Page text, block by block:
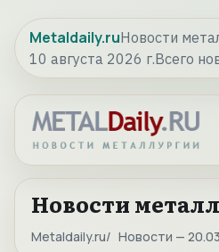
Metaldaily.ruНовости
10 августа 2026 г.Всего
Новости
Metaldaily.ru Новости —